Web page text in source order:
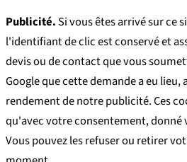
Publicité.Si vous êtes arrivé sur ce
l'identifiant de clic est conservé et
devis ou de contact que vous
Google que cette demande a eu
rendement de notre publicité. Ces
qu'avec votre consentement, donné
Vous pouvez les refuser ou retirer